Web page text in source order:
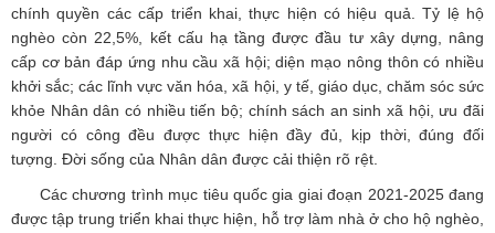
chính quyền các cấp triển khai, thực hiện có hiệu quả. Tỷ lệ hộ
nghèo còn 22,5%, kết cấu hạ tầng được đầu tư xây dựng, nâng
cấp cơ bản đáp ứng nhu cầu xã hội; diện mạo nông thôn có nhiều
khởi sắc; các lĩnh vực văn hóa, xã hội, y tế, giáo dục, chăm sóc sức
khỏe Nhân dân có nhiều tiến bộ; chính sách an sinh xã hội, ưu đãi
người có công đều được thực hiện đầy đủ, kịp thời, đúng đối
tượng. Đời sống của Nhân dân được cải thiện rõ rệt.
Các chương trình mục tiêu quốc gia giai đoạn 2021-2025 đang
được tập trung triển khai thực hiện, hỗ trợ làm nhà ở cho hộ nghèo,